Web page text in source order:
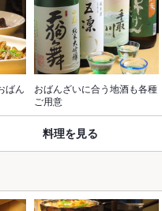
ばん
おばんざいに合う地酒も各種
ご用意
料理を見る